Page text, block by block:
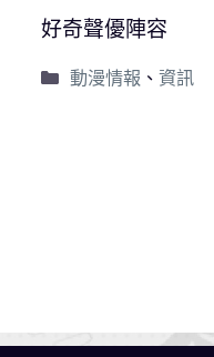
好奇聲優陣容
動漫情報 、 資訊